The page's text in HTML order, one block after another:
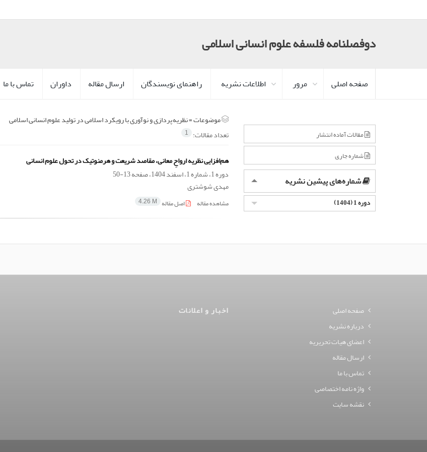
دوفصلنامه فلسفه علوم انسانی اسلامی
صفحه اصلی مرور اطلاعات نشریه راهنمای نویسندگان ارسال مقاله داوران تماس با ما
موضوعات =نظریه پردازی و نوآوری با رویکرد اسلامی در تولید علوم انسانی اسلامی
تعداد مقالات:
1
هم‌افزایی نظریه ارواحِ معانی، مقاصد شریعت و هرمنوتیک در تحول علوم انسانی
دوره 1، شماره 1، اسفند 1404، صفحه
13-50
مهدی شوشتری
مشاهده مقاله اصل مقاله 4.26 M
مقالات آماده انتشار
شماره جاری
شماره‌های پیشین نشریه
دوره 1 (1404)
صفحه اصلی
درباره نشریه
اعضای هیات تحریریه
ارسال مقاله
تماس با ما
واژه نامه اختصاصی
نقشه سایت
اخبار و اعلانات